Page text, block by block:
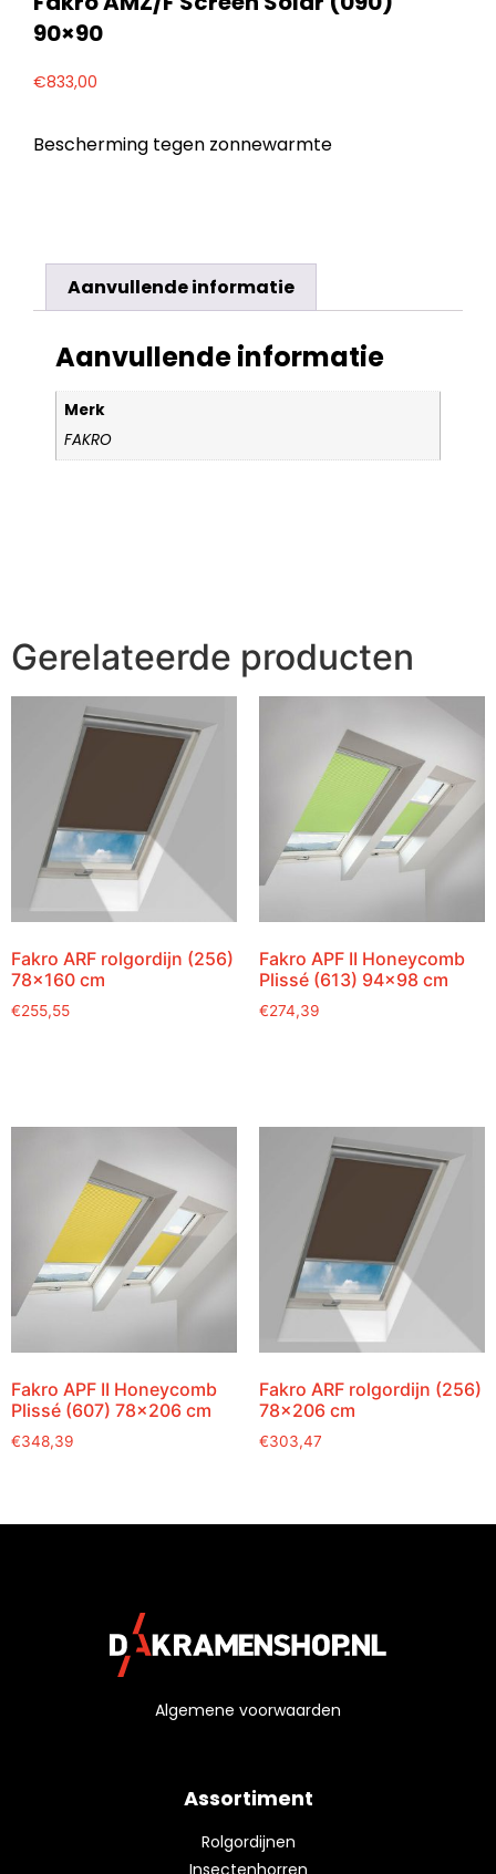
90×90
€833,00
Bescherming tegen zonnewarmte
Aanvullende informatie
Aanvullende informatie
Merk
FAKRO
Gerelateerde producten
Fakro ARF rolgordijn (256)
78×160 cm
€255,55
Fakro APF II Honeycomb
Plissé (613) 94×98 cm
€274,39
Fakro APF II Honeycomb
Plissé (607) 78×206 cm
€348,39
Fakro ARF rolgordijn (256)
78×206 cm
€303,47
Algemene voorwaarden
Assortiment
Rolgordijnen